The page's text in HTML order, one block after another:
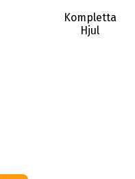
Kompletta
Hjul